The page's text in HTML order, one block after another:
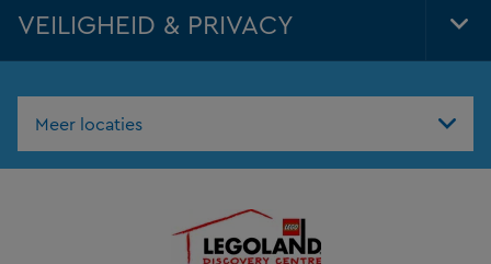
Meer locaties
VEILIGHEID & PRIVACY